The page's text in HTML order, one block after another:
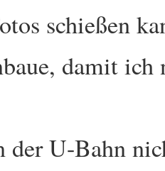
schießen
damit ich
der U-Bahn